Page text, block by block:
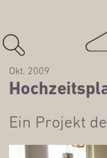
Okt. 2009
Ein Pro­jekt